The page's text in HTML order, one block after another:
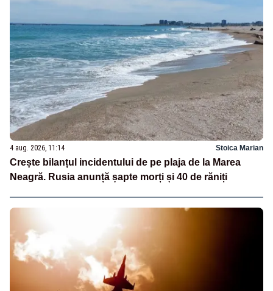
4 aug. 2026, 11:14 Stoica Marian
Crește bilanțul incidentului de pe plaja de la Marea
Neagră. Rusia anunță șapte morți și 40 de răniți